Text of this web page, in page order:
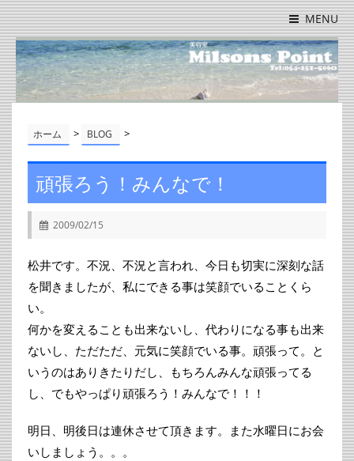
MENU
ホーム > BLOG >
頑張ろう！みんなで！
2009/02/15
松井です。不況、不況と言われ、今日も切実に深刻な話
を聞きましたが、私にできる事は笑顔でいることくら
い。
何かを変えることも出来ないし、代わりになる事も出来
ないし、ただただ、元気に笑顔でいる事。頑張って。と
いうのはありきたりだし、もちろんみんな頑張ってる
し、でもやっぱり頑張ろう！みんなで！！！
明日、明後日は連休させて頂きます。また水曜日にお会
いしましょう。。。